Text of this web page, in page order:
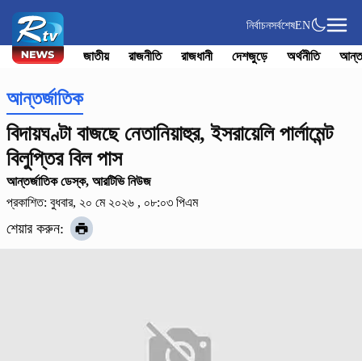
নির্বাচনসর্বশেষEN
জাতীয় রাজনীতি রাজধানী দেশজুড়ে অর্থনীতি
আন্তর্জাতিক
বিদায়ঘণ্টা বাজছে নেতানিয়াহুর, ইসরায়েলি পার্লামেন্ট
বিলুপ্তির বিল পাস
আন্তর্জাতিক ডেস্ক, আরটিভি নিউজ
প্রকাশিত: বুধবার, ২০ মে ২০২৬ , ০৮:০৩ পিএম
শেয়ার করুন: